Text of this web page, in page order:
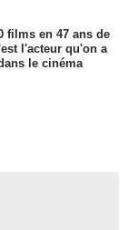
films en 47 ans de
l'acteur qu'on a
le cinéma